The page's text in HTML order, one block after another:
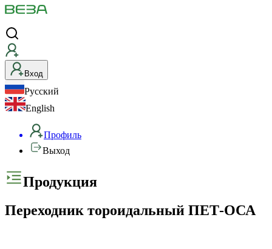
Вход
Русский
English
Профиль
Выход
Продукция
Переходник тороидальный ПЕТ-ОСА